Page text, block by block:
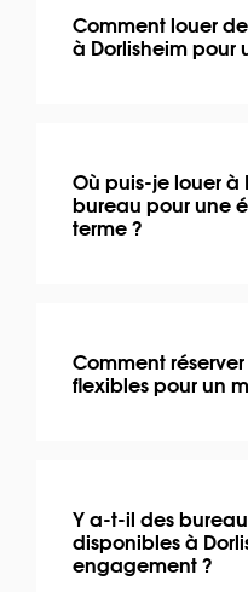
Comment louer
à Dorlisheim pour
Où puis-je louer à
bureau pour une
terme ?
Comment
flexibles pour un
Y a-t-il des
disponibles à
engagement ?